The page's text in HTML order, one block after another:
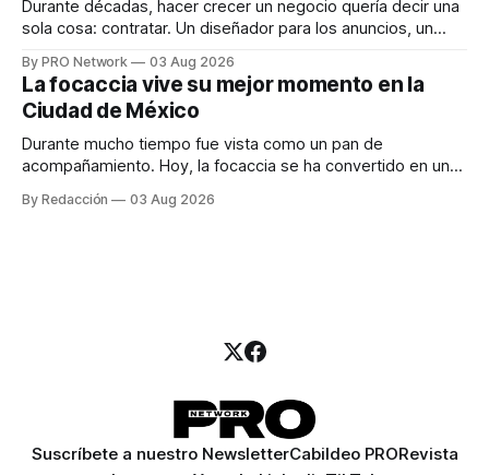
Durante décadas, hacer crecer un negocio quería decir una
sola cosa: contratar. Un diseñador para los anuncios, un
para los textos, alguien que supiera de publicidad digital
para encontrar prospectos, un vendedor para atender
llamadas y mensajes, y —con suerte— una persona
By PRO Network 03 Aug 2026
La focaccia vive su mejor momento en la
Ciudad de México
Durante mucho tiempo fue vista como un pan de
acompañamiento. Hoy, la focaccia se ha convertido en uno
artesanal, ingredientes de calidad y experiencias que
By Redacción 03 Aug 2026
Suscríbete a nuestro NewsletterCabildeo PRORevista